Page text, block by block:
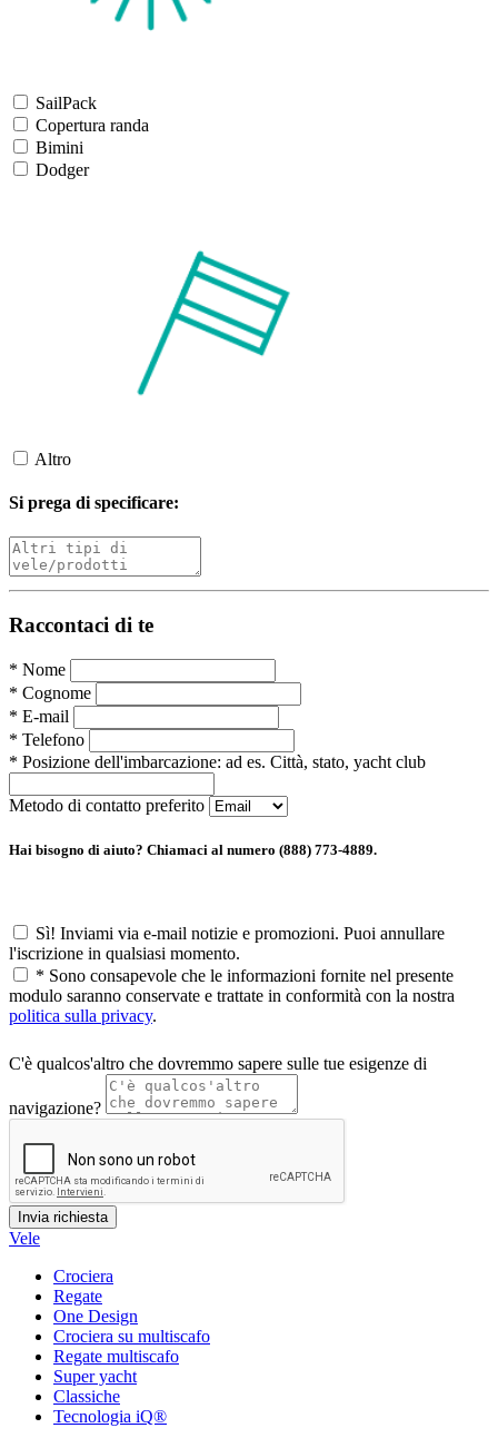
SailPack
Copertura randa
Bimini
Dodger
Altro
Si prega di specificare:
Raccontaci di te
* Nome
* Cognome
* E-mail
* Telefono
* Posizione dell'imbarcazione: ad es. Città, stato, yacht club
Metodo di contatto preferito
Hai bisogno di aiuto? Chiamaci al numero (888) 773-4889.
Sì! Inviami via e-mail notizie e promozioni. Puoi annullare
l'iscrizione in qualsiasi momento.
* Sono consapevole che le informazioni fornite nel presente
modulo saranno conservate e trattate in conformità con la nostra
politica sulla privacy.
C'è qualcos'altro che dovremmo sapere sulle tue esigenze di
navigazione?
Vele
Crociera
Regate
One Design
Crociera su multiscafo
Regate multiscafo
Super yacht
Classiche
Tecnologia iQ®